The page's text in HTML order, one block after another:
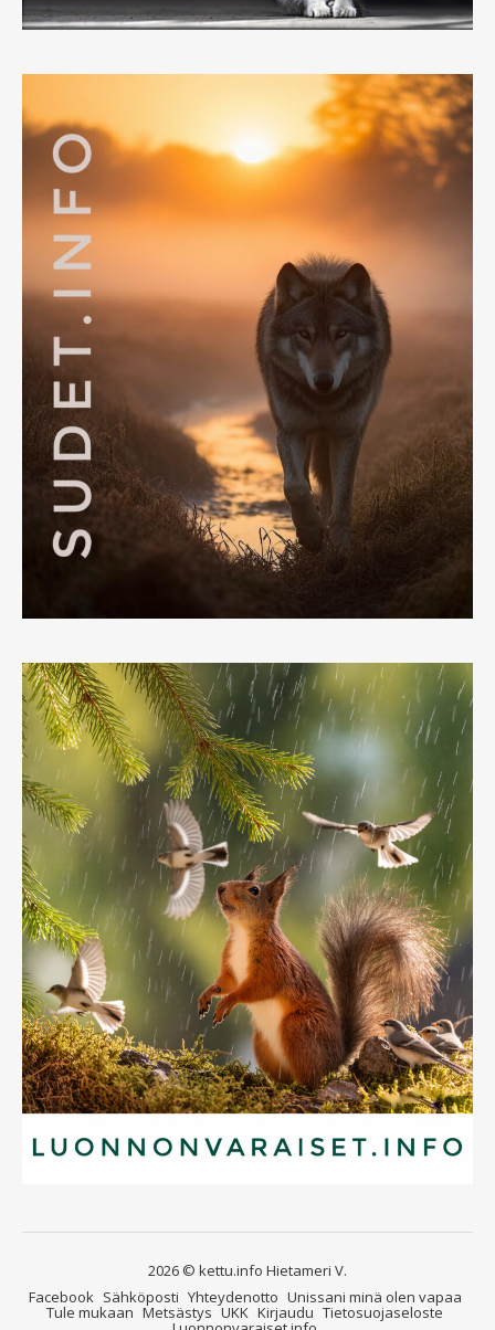
2026 © kettu.info Hietameri V.
Facebook Sähköposti Yhteydenotto Unissani minä olen vapaa
Tule mukaan Metsästys UKK Kirjaudu Tietosuojaseloste